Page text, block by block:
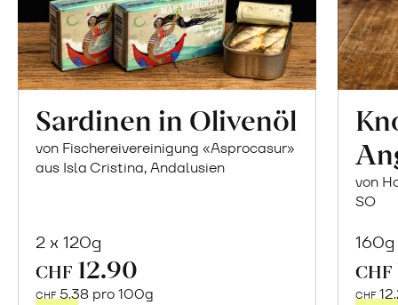
Sardinen in Olivenöl
von Fischereivereinigung «Asprocasur»
aus Isla Cristina, Andalusien
2 x 120g
CHF 12.90
CHF5.38 pro 100g
von
SO
160g
CHF
CHF